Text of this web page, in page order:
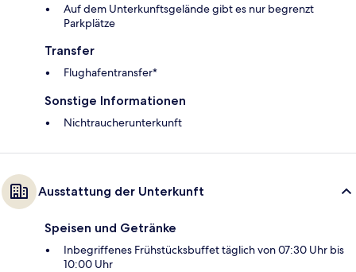
Auf dem Unterkunftsgelände gibt es nur begrenzt
Parkplätze
Transfer
Flughafentransfer*
Sonstige Informationen
Nichtraucherunterkunft
Ausstattung der Unterkunft
Speisen und Getränke
Inbegriffenes Frühstücksbuffet täglich von 07:30 Uhr bis
10:00 Uhr